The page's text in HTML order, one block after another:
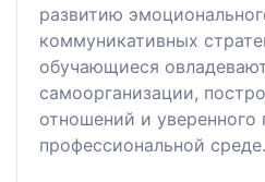
развитию
коммуникативных
обучающиеся
самоорганизации,
отношений и уверенного
профессиональной среде.